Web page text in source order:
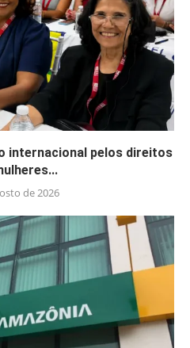
internacional pelos direitos
de 2026